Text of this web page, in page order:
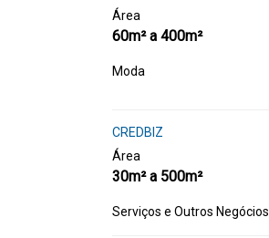
Área
60m² a 400m²
Moda
CREDBIZ
Área
30m² a 500m²
Serviços e Outros Negócios